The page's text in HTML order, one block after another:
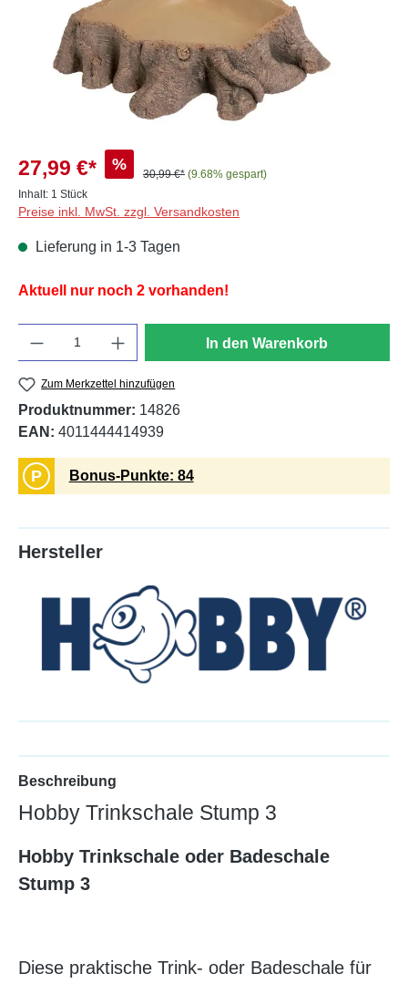
27,99 €* %
30,99 €* (9.68% gespart)
Inhalt: 1 Stück
Preise inkl. MwSt. zzgl. Versandkosten
Lieferung in 1-3 Tagen
Aktuell nur noch 2 vorhanden!
In den Warenkorb
Zum Merkzettel hinzufügen
Produktnummer: 14826
EAN: 4011444414939
P Bonus-Punkte: 84
Hersteller
Beschreibung
Hobby Trinkschale Stump 3
Hobby Trinkschale oder Badeschale
Stump 3
Diese praktische Trink- oder Badeschale für